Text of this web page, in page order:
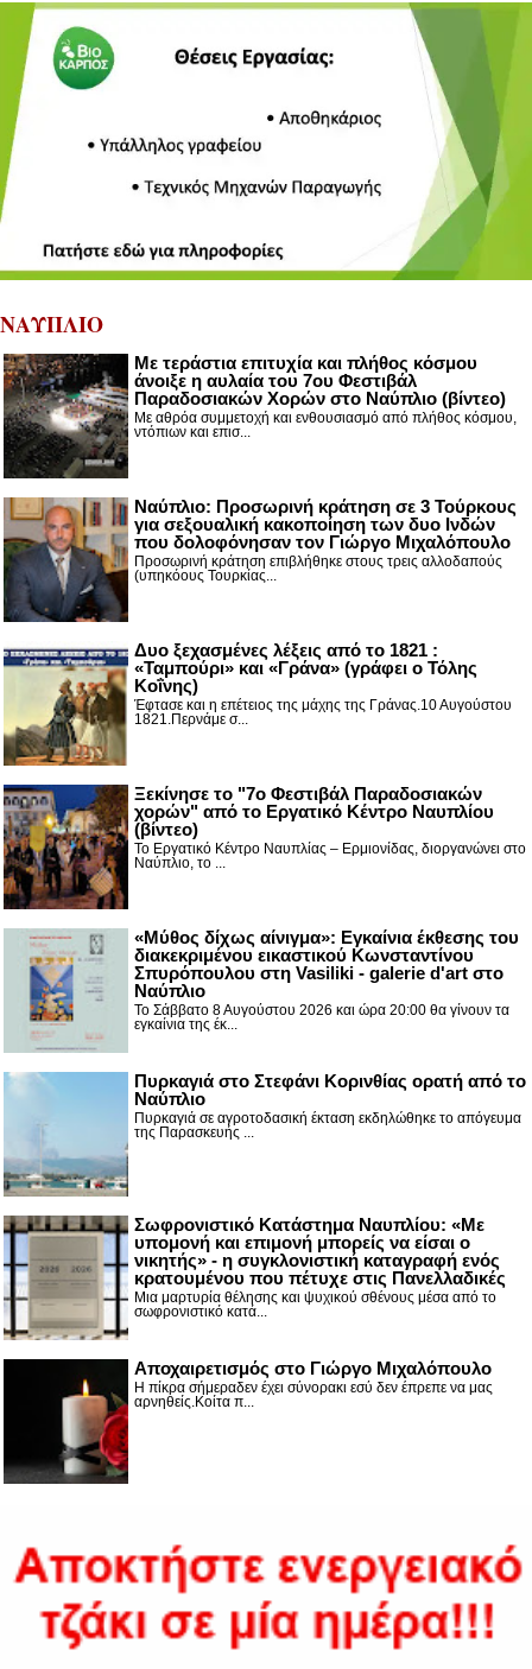
ΝΑΥΠΛΙΟ
Με τεράστια επιτυχία και πλήθος κόσμου
άνοιξε η αυλαία του 7ου Φεστιβάλ
Παραδοσιακών Χορών στο Ναύπλιο (βίντεο)
Με αθρόα συμμετοχή και ενθουσιασμό από πλήθος κόσμου,
ντόπιων και επισ...
Ναύπλιο: Προσωρινή κράτηση σε 3 Τούρκους
για σεξουαλική κακοποίηση των δυο Ινδών
που δολοφόνησαν τον Γιώργο Μιχαλόπουλο
Προσωρινή κράτηση επιβλήθηκε στους τρεις αλλοδαπούς
(υπηκόους Τουρκίας...
Δυο ξεχασμένες λέξεις από το 1821 :
«Ταμπούρι» και «Γράνα» (γράφει ο Τόλης
Κοΐνης)
Έφτασε και η επέτειος της μάχης της Γράνας.10 Αυγούστου
1821.Περνάμε σ...
Ξεκίνησε το "7ο Φεστιβάλ Παραδοσιακών
χορών" από το Εργατικό Κέντρο Ναυπλίου
(βίντεο)
Το Εργατικό Κέντρο Ναυπλίας – Ερμιονίδας, διοργανώνει στο
Ναύπλιο, το ...
«Μύθος δίχως αίνιγμα»: Εγκαίνια έκθεσης του
διακεκριμένου εικαστικού Κωνσταντίνου
Σπυρόπουλου στη Vasiliki - galerie d'art στο
Ναύπλιο
Το Σάββατο 8 Αυγούστου 2026 και ώρα 20:00 θα γίνουν τα
εγκαίνια της έκ...
Πυρκαγιά στο Στεφάνι Κορινθίας ορατή από το
Ναύπλιο
Πυρκαγιά σε αγροτοδασική έκταση εκδηλώθηκε το απόγευμα
της Παρασκευής ...
Σωφρονιστικό Κατάστημα Ναυπλίου: «Με
υπομονή και επιμονή μπορείς να είσαι ο
νικητής» - η συγκλονιστική καταγραφή ενός
κρατουμένου που πέτυχε στις Πανελλαδικές
Μια μαρτυρία θέλησης και ψυχικού σθένους μέσα από το
σωφρονιστικό κατά...
Αποχαιρετισμός στο Γιώργο Μιχαλόπουλο
Η πίκρα σήμεραδεν έχει σύνορακι εσύ δεν έπρεπε να μας
αρνηθείς.Κοίτα π...